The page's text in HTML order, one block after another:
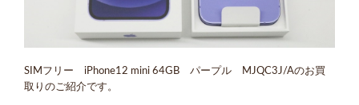
SIMフリー iPhone12 mini 64GB パープル MJQC3J/Aのお買
取りのご紹介です。